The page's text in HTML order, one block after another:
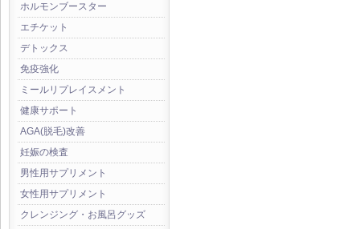
ホルモンブースター
エチケット
デトックス
免疫強化
ミールリプレイスメント
健康サポート
AGA(脱毛)改善
妊娠の検査
男性用サプリメント
女性用サプリメント
クレンジング・お風呂グッズ